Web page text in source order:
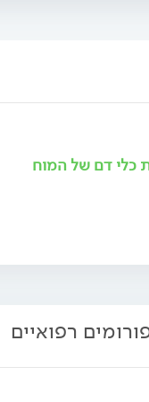
כלי דם של המוח
רפואיים